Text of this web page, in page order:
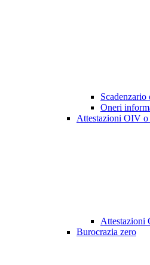
Oneri
Attestazioni OIV o
Attestazioni
Burocrazia zero